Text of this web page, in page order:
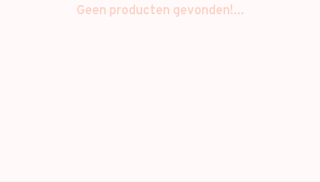
Geen producten gevonden!...